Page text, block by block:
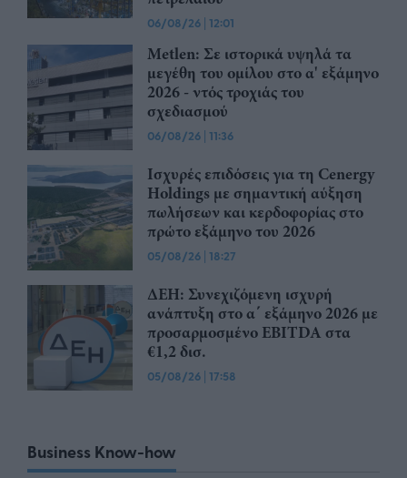
06/08/26 | 12:01
Μetlen: Σε ιστορικά υψηλά τα
μεγέθη του ομίλου στο α' εξάμηνο
2026 - ντός τροχιάς του
σχεδιασμού
06/08/26 | 11:36
Ισχυρές επιδόσεις για τη Cenergy
Holdings με σημαντική αύξηση
πωλήσεων και κερδοφορίας στο
πρώτο εξάμηνο του 2026
05/08/26 | 18:27
ΔΕΗ: Συνεχιζόμενη ισχυρή
ανάπτυξη στο α΄ εξάμηνο 2026 με
προσαρμοσμένο EBITDA στα
€1,2 δισ.
05/08/26 | 17:58
Business Know-how